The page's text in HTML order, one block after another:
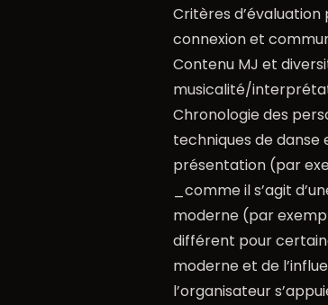
Critères d’évaluation
connexion et
Contenu MJ et
musicalité/
Chronologie des
techniques de danse
présentation (par
_comme il s’agit
moderne (par
différent pour
moderne et de
l’organisateur